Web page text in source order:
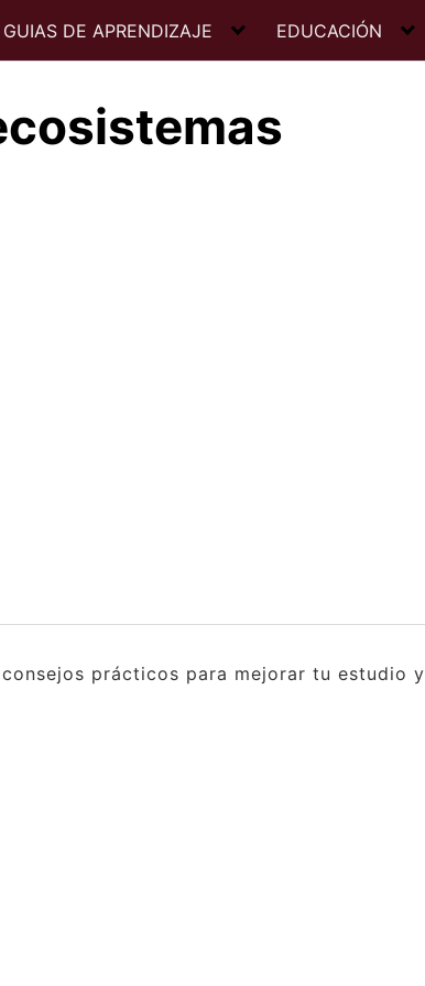
GUIAS DE APRENDIZAJE EDUCACIÓN
prácticos para mejorar tu estudio